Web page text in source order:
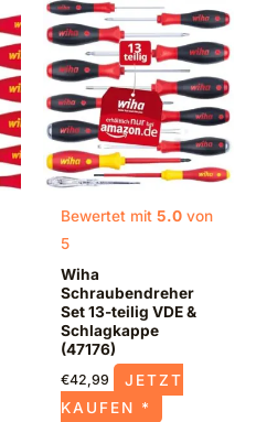
Bewertet mit 5.0von
5
Wiha
Schraubendreher
Set 13-teilig VDE &
Schlagkappe
(47176)
€42,99
JETZT
KAUFEN *